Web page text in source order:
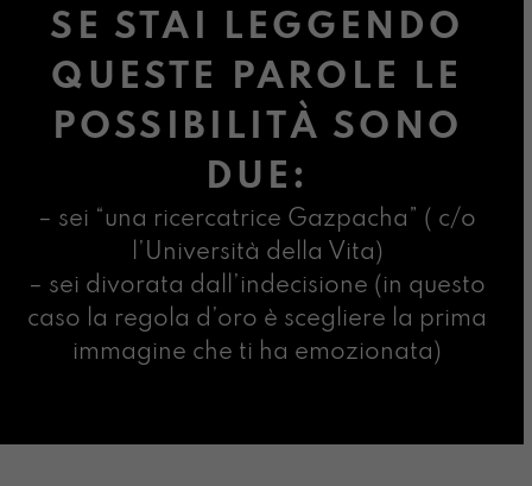
SE STAI LEGGENDO
QUESTE PAROLE LE
POSSIBILITÀ SONO
DUE:
– sei “una ricercatrice Gazpacha” ( c/o
l’Università della Vita)
– sei divorata dall’indecisione (in questo
caso la regola d’oro è scegliere la prima
immagine che ti ha emozionata)